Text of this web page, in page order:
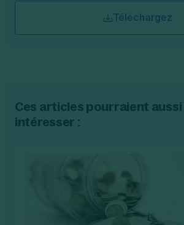
Téléchargez
Ces articles pourraient aussi
intéresser :